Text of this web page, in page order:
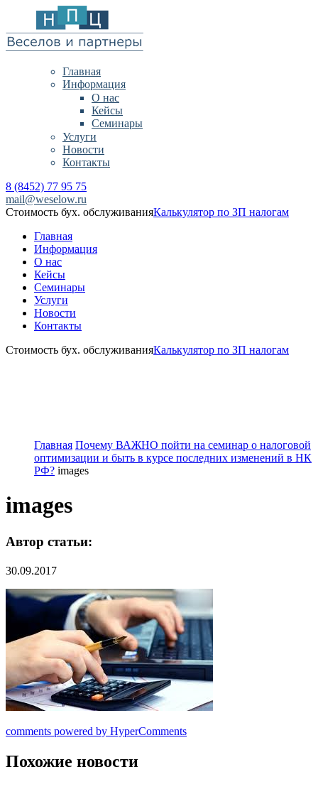
Главная
Информация
О нас
Кейсы
Семинары
Услуги
Новости
Контакты
8 (8452) 77 95 75
mail@weselow.ru
Стоимость бух. обслуживанияКалькулятор по ЗП налогам
Главная
Информация
О нас
Кейсы
Семинары
Услуги
Новости
Контакты
Стоимость бух. обслуживанияКалькулятор по ЗП налогам
Главная Почему ВАЖНО пойти на семинар о налоговой
оптимизации и быть в курсе последних изменений в НК
РФ? images
images
Автор статьи:
30.09.2017
comments powered by HyperComments
Похожие новости